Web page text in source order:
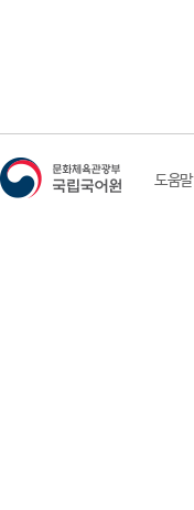
도움말